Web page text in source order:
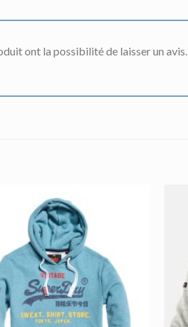
ont la possibilité de laisser un avis.